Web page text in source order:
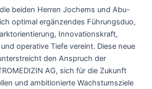
beiden Herren Jochems und Abu-
optimal ergänzendes Führungsduo,
Innovationskraft,
operative Tiefe vereint. Diese neue
den Anspruch der
AG, sich für die Zukunft
und ambitionierte Wachstumsziele